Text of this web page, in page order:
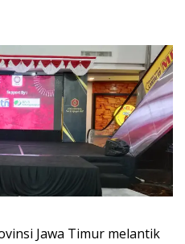
Jawa Timur melantik